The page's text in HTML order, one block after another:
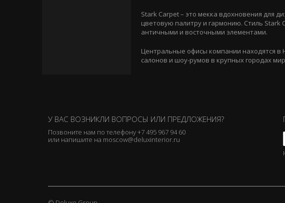
Stark Carpet – это мекка вдохновения для
цветовую палитру и гармонию. Стиль
античными и восточными элементами.
Центральные офисы компании находятся
салонов и шоу-румов в крупных городах
У ВАС ВОЗНИКЛИ ВОПРОСЫ ИЛИ ПРЕДЛОЖЕНИЯ?
Позвоните нам по телефону+7 495 967 94 60
или напишите на moscow@deluxinterior.ru